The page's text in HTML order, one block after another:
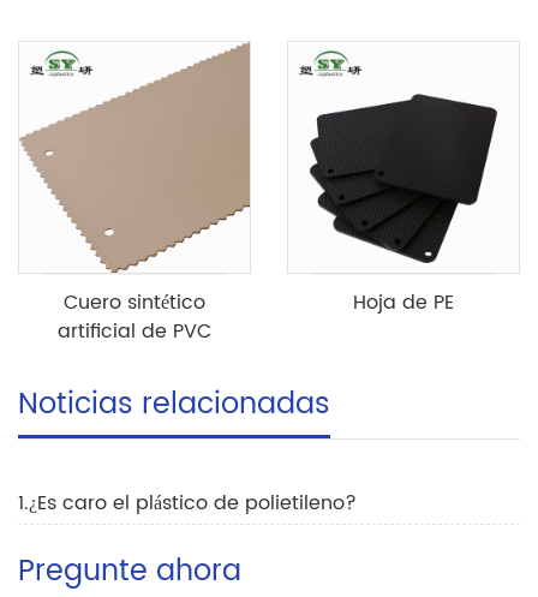
Cuero sintético
artificial de PVC
Hoja de PE
Noticias relacionadas
1.¿Es caro el plástico de polietileno?
Pregunte ahora